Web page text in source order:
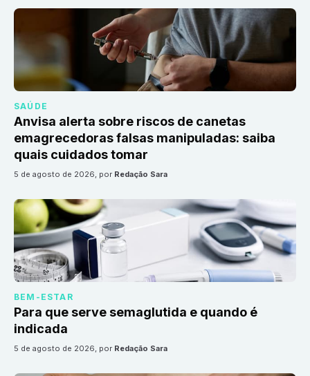
SAÚDE
Anvisa alerta sobre riscos de canetas
emagrecedoras falsas manipuladas: saiba
quais cuidados tomar
5 de agosto de 2026, por Redação Sara
BEM-ESTAR
Para que serve semaglutida e quando é
indicada
5 de agosto de 2026, por Redação Sara